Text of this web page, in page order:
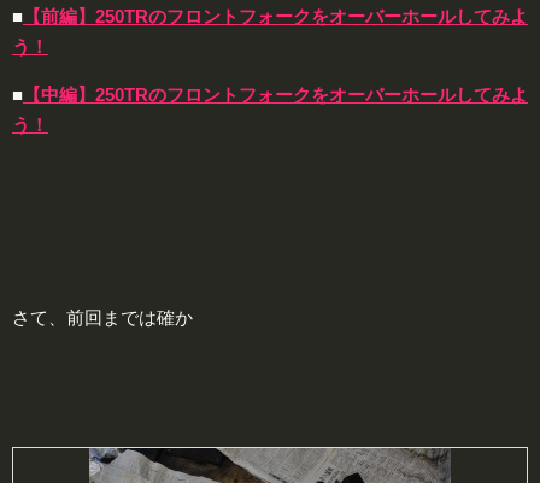
■ 【前編】250TRのフロントフォークをオーバーホールしてみよ
う！
■ 【中編】250TRのフロントフォークをオーバーホールしてみよ
う！
さて、前回までは確か